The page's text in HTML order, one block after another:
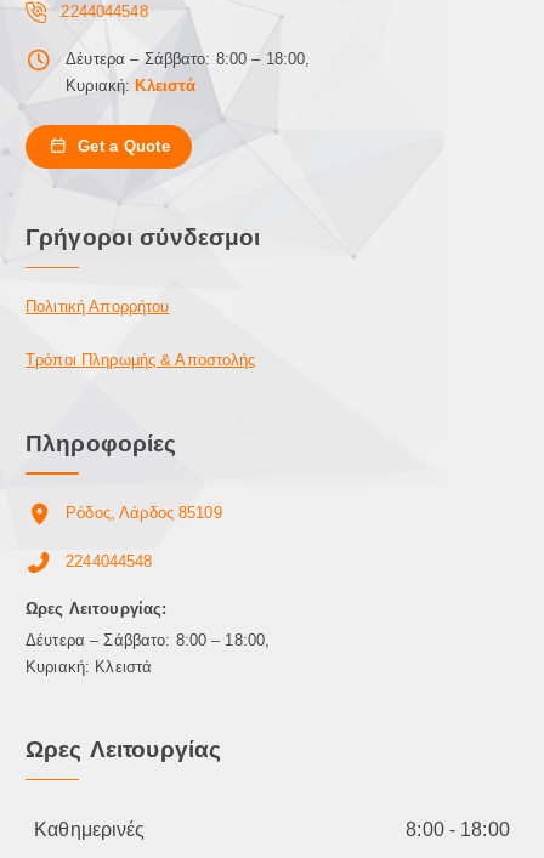
2244044548
Δέυτερα – Σάββατο: 8:00 – 18:00,
Κυριακή: Κλειστά
Get a Quote
Γρήγοροι σύνδεσμοι
Πολιτική Απορρήτου
Τρόποι Πληρωμής & Αποστολής
Πληροφορίες
Ρόδος, Λάρδος 85109
2244044548
Ωρες Λειτουργίας:
Δέυτερα – Σάββατο: 8:00 – 18:00,
Κυριακή: Κλειστά
Ωρες Λειτουργίας
Καθημερινές 8:00 - 18:00